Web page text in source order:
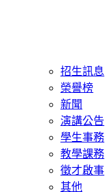
招生訊息
榮譽榜
新聞
演講公告
學生事務
教學課務
徵才啟事
其他